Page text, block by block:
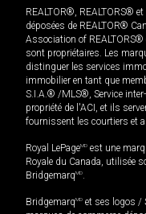
REALTOR®, REALTORS®
déposées de REALTOR®
Association of
sont propriétaires. Les
distinguer les services
immobilier en tant que
S.I.A.® /MLS®, Service
propriété de l'ACI, et ils
fournissent les courtiers et
Royal LePageMD est une
Royale du Canada, utilisée
BridgemarqMD.
BridgemarqMD et ses logos /